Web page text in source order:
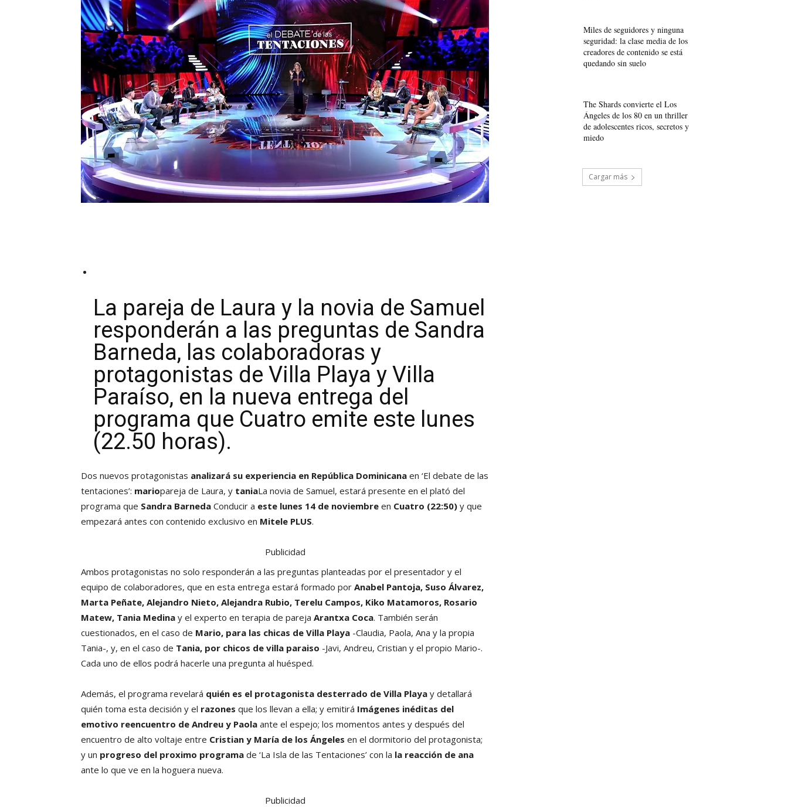
La pareja de Laura y la novia de Samuel
responderán a las preguntas de Sandra
Barneda, las colaboradoras y
protagonistas de Villa Playa y Villa
Paraíso, en la nueva entrega del
programa que Cuatro emite este lunes
(22.50 horas).
Dos nuevos protagonistas analizará su experiencia en República Dominicana en ‘El debate de las
tentaciones’: mariopareja de Laura, y taniaLa novia de Samuel, estará presente en el plató del
programa que Sandra Barneda Conducir a este lunes 14 de noviembre en Cuatro (22:50) y que
empezará antes con contenido exclusivo en Mitele PLUS.
Publicidad
Ambos protagonistas no solo responderán a las preguntas planteadas por el presentador y el
equipo de colaboradores, que en esta entrega estará formado por Anabel Pantoja, Suso Álvarez,
Marta Peñate, Alejandro Nieto, Alejandra Rubio, Terelu Campos, Kiko Matamoros, Rosario
Matew, Tania Medina y el experto en terapia de pareja Arantxa Coca. También serán
cuestionados, en el caso de Mario, para las chicas de Villa Playa -Claudia, Paola, Ana y la propia
Tania-, y, en el caso de Tania, por chicos de villa paraiso -Javi, Andreu, Cristian y el propio Mario-.
Cada uno de ellos podrá hacerle una pregunta al huésped.
Además, el programa revelará quién es el protagonista desterrado de Villa Playa y detallará
quién toma esta decisión y el razones que los llevan a ella; y emitirá Imágenes inéditas del
emotivo reencuentro de Andreu y Paola ante el espejo; los momentos antes y después del
encuentro de alto voltaje entre Cristian y María de los Ángeles en el dormitorio del protagonista;
y un progreso del proximo programa de ‘La Isla de las Tentaciones’ con la la reacción de ana
ante lo que ve en la hoguera nueva.
Publicidad
Miles de seguidores y ninguna
seguridad: la clase media de los
creadores de contenido se está
quedando sin suelo
The Shards convierte el Los
Ángeles de los 80 en un thriller
de adolescentes ricos, secretos y
miedo
Cargar más